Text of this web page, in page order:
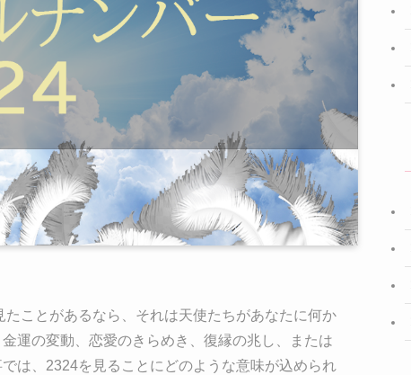
ことがあるなら、それは天使たちがあなたに何か
運の変動、恋愛のきらめき、復縁の兆し、または
は、2324を見ることにどのような意味が込められ